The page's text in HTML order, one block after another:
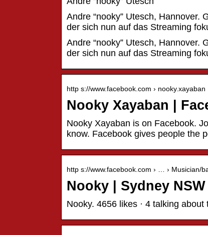
Andre “nooky” Utesch, Hannover.
der sich nun auf das Streaming
Andre “nooky” Utesch, Hannover.
der sich nun auf das Streaming
http s://www.facebook.com › nooky.xayaban
Nooky Xayaban |
Nooky Xayaban is on Facebook.
know. Facebook gives people the
http s://www.facebook.com › … › Musician/
Nooky | Sydney
Nooky. 4656 likes · 4 talking